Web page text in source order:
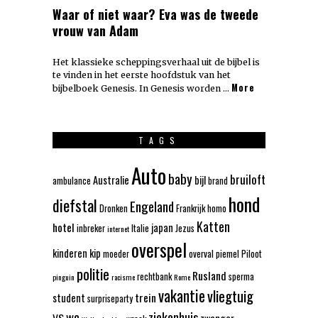
Waar of niet waar? Eva was de tweede
vrouw van Adam
Het klassieke scheppingsverhaal uit de bijbel is
te vinden in het eerste hoofdstuk van het
bijbelboek Genesis. In Genesis worden … More
TAGS
ambulance Australie Autobabybijlbrand bruiloft
diefstal Dronken Engeland Frankrijkhomo hond
hotel inbrekerinternetItalie japan Jezus Katten
kinderen kip moeder overspel overvalpiemelPiloot
pinguin politie racismerechtbankRome Rusland sperma
student surpriseparty treinvakantievliegtuig